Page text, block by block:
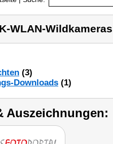
WLAN-
(3)
Downloads (1)
Auszeichnungen: